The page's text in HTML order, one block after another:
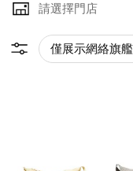
請選擇門店
僅展示網絡旗